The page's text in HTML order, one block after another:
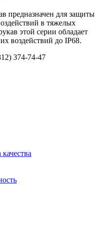
предназначен для защиты
в тяжелых
этой серии обладает
воздействий до IP68.
374-74-47